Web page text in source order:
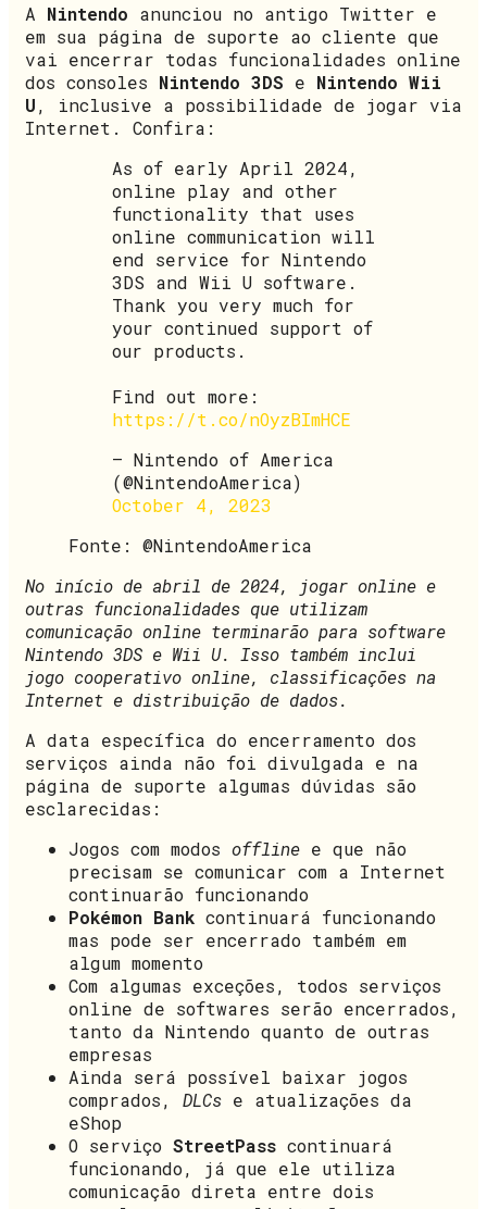
A Nintendo anunciou no antigo Twitter e
em sua página de suporte ao cliente que
vai encerrar todas funcionalidades online
dos consoles Nintendo 3DS e Nintendo Wii
U, inclusive a possibilidade de jogar via
Internet. Confira:
As of early April 2024,
online play and other
functionality that uses
online communication will
end service for Nintendo
3DS and Wii U software.
Thank you very much for
your continued support of
our products.
Find out more:
https://t.co/nOyzBImHCE
— Nintendo of America
(@NintendoAmerica)
October 4, 2023
Fonte: @NintendoAmerica
No início de abril de 2024, jogar online e
outras funcionalidades que utilizam
comunicação online terminarão para software
Nintendo 3DS e Wii U. Isso também inclui
jogo cooperativo online, classificações na
Internet e distribuição de dados.
A data específica do encerramento dos
serviços ainda não foi divulgada e na
página de suporte algumas dúvidas são
esclarecidas:
Jogos com modos offline e que não
precisam se comunicar com a Internet
continuarão funcionando
Pokémon Bank continuará funcionando
mas pode ser encerrado também em
algum momento
Com algumas exceções, todos serviços
online de softwares serão encerrados,
tanto da Nintendo quanto de outras
empresas
Ainda será possível baixar jogos
comprados, DLCs e atualizações da
eShop
O serviço StreetPass continuará
funcionando, já que ele utiliza
comunicação direta entre dois